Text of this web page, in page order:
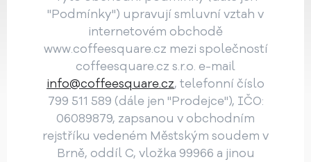
"Podmínky") upravují smluvní vztah v
internetovém obchodě
www.coffeesquare.cz mezi společností
coffeesquare.cz s.r.o. e-mail
info@coffeesquare.cz, telefonní číslo
799 511 589 (dále jen "Prodejce"), IČO:
06089879, zapsanou v obchodním
rejstříku vedeném Městským soudem v
Brně, oddíl C, vložka 99966 a jinou